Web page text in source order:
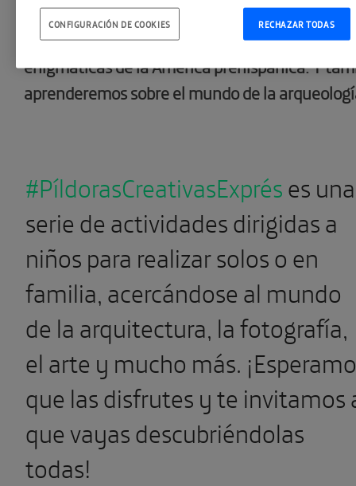
recuperar la simbología y el significado de los
cultura Nasca, una de las culturas más
enigmáticas de la América prehispánica. Y
aprenderemos sobre el mundo de la
#PíldorasCreativasExpréses una
serie de actividades dirigidas a
niños para realizar solos o en
familia, acercándose al mundo
de la arquitectura, la fotografía,
el arte y mucho más.
que las disfrutes y te invitamos
que vayas descubriéndolas
todas!
RECHAZAR TODAS
CONFIGURACIÓN DE COOKIES